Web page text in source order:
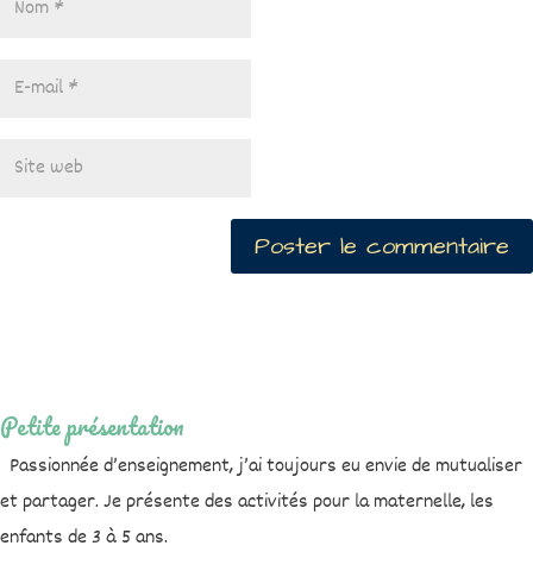
Petite présentation
Passionnée d’enseignement, j’ai toujours eu envie de mutualiser
et partager. Je présente des activités pour la maternelle, les
enfants de 3 à 5 ans.